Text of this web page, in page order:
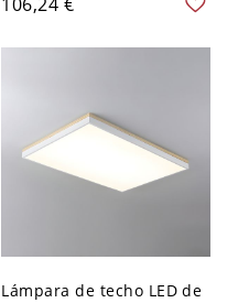
gel de sílice blanco en
forma de rectángulo - 110
Lámpara de techo LED de